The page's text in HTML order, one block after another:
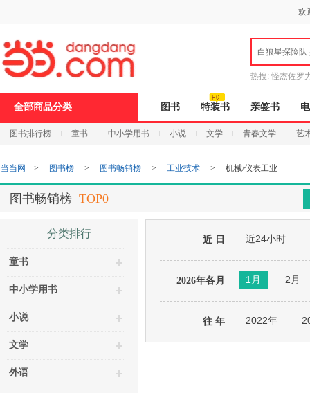
欢
白狼星探险队
热搜: 怪杰佐罗
全部商品分类 图书 特装书 亲签书
图书排行榜 童书 中小学用书 小说 文学 青春文学 艺
打
开
无
障
页
加
当当网 > 图书榜 > 图书畅销榜 > 工业技术 > 机械/仪表工业
图书畅销榜 TOP0
分类排行
童书
中小学用书
小说
文学
外语
近 日 近24小时
2026年各月 1月 2月
往 年 2022年